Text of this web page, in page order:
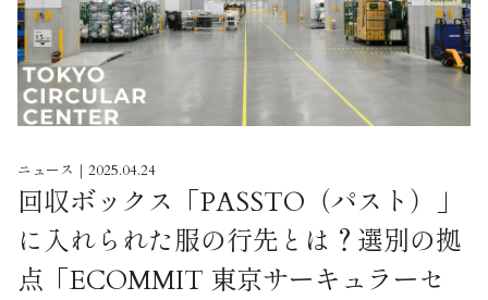
ニュース｜2025.04.24
回収ボックス「PASSTO（パスト）」
に入れられた服の行先とは？選別の拠
点「ECOMMIT 東京サーキュラーセ